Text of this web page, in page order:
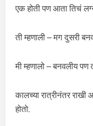
एक होती पण आता तिचं
ती म्हणाली – मग दुसरी
मी म्हणालो – बनवलीय पण
कालच्या रात्रीनंतर
होतो.